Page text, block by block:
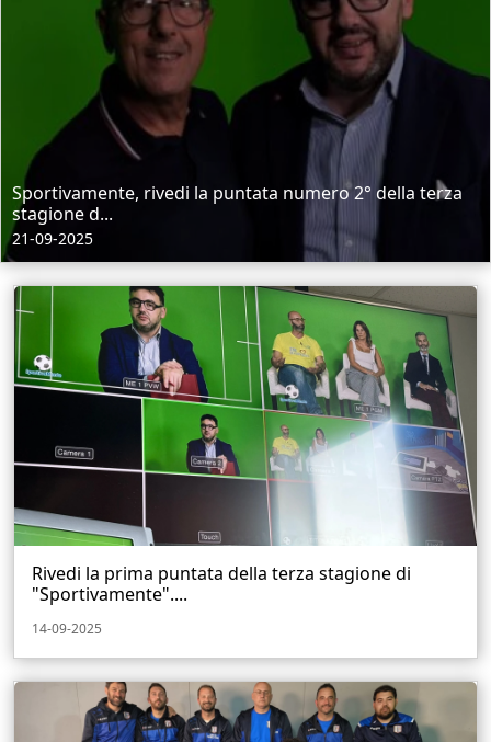
Sportivamente, rivedi la puntata numero 2° della terza
stagione d...
21-09-2025
Rivedi la prima puntata della terza stagione di
"Sportivamente"....
14-09-2025